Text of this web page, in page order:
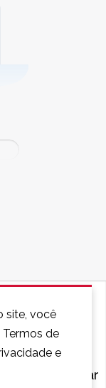
Contatar
site, você
de
e